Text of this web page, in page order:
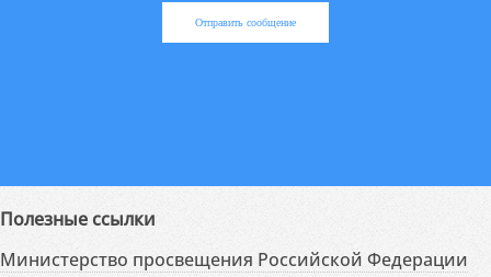
Отправить сообщение
Полезные ссылки
Министерство просвещения Российской Федерации